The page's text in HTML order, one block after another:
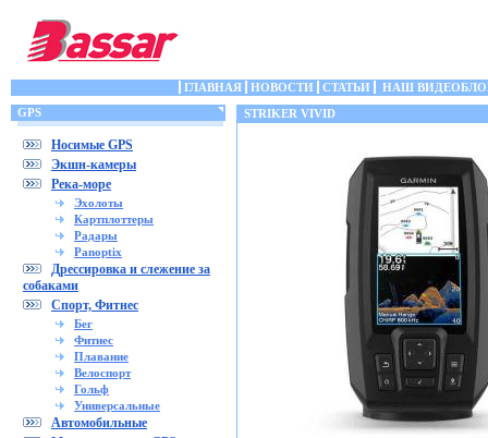
ГЛАВНАЯ НОВОСТИ СТАТЬИ
НАШ
GPS
Носимые GPS
Экшн-камеры
Река-море
Эхолоты
Картплоттеры
Радары
Panoptix
Дрессировка и слежение за
собаками
Спорт, Фитнес
Бег
Фитнес
Плавание
Велоспорт
Гольф
Универсальные
Автомобильные
STRIKER VIVID